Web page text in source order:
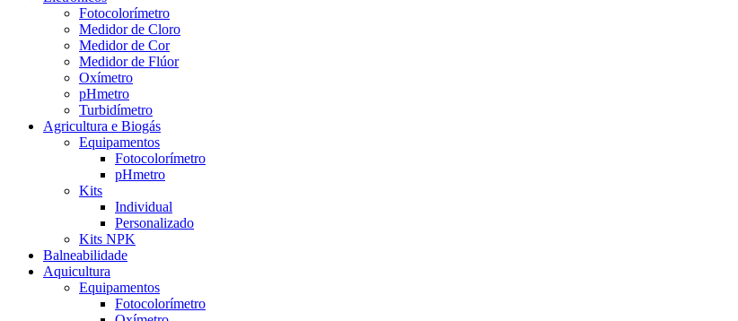
Fotocolorímetro
Medidor de Cloro
Medidor de Cor
Medidor de Flúor
Oxímetro
pHmetro
Turbidímetro
Agricultura e Biogás
Equipamentos
Fotocolorímetro
pHmetro
Kits
Individual
Personalizado
Kits NPK
Balneabilidade
Aquicultura
Equipamentos
Fotocolorímetro